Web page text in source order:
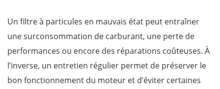
Un filtre à particules en mauvais état peut entraîner
une surconsommation de carburant, une perte de
performances ou encore des réparations coûteuses. À
l’inverse, un entretien régulier permet de préserver le
bon fonctionnement du moteur et d’éviter certaines